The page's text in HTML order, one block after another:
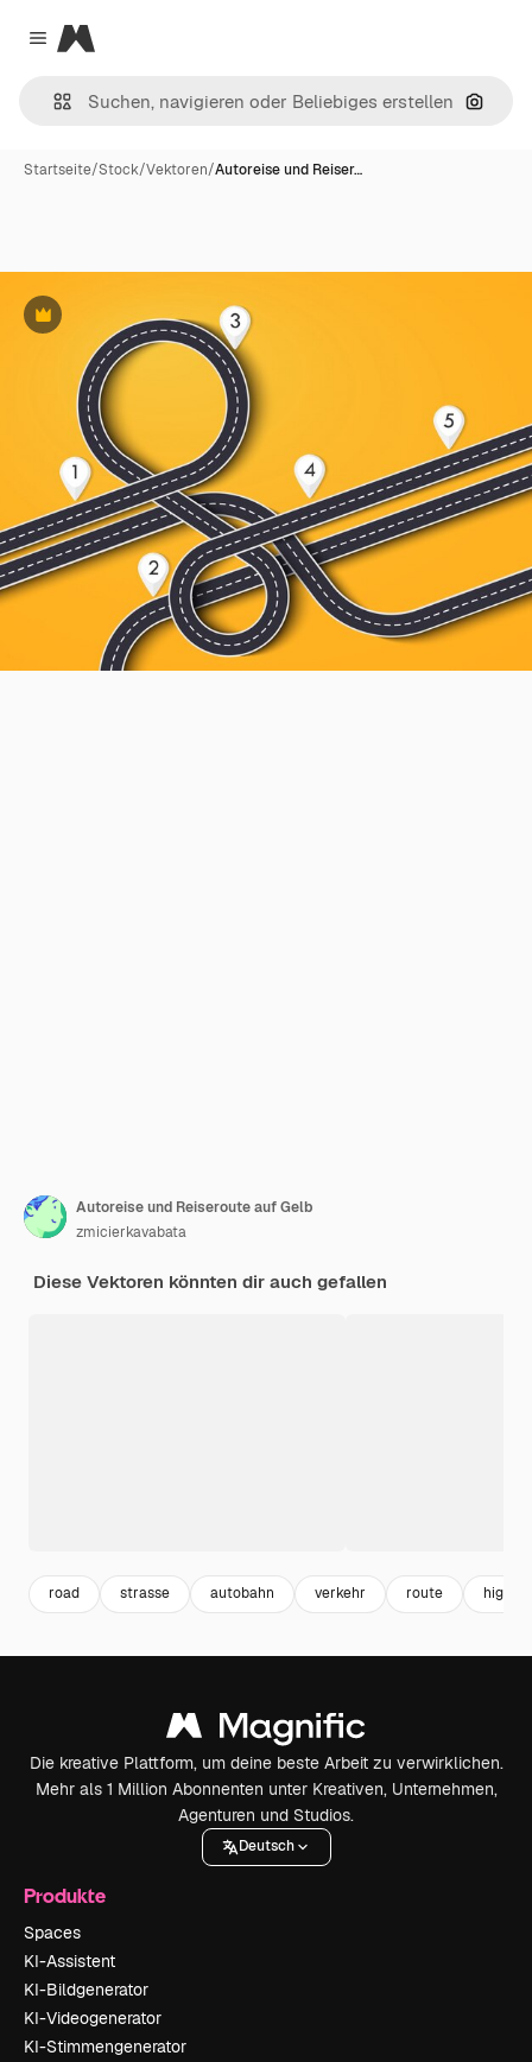
Close menu
Magnific
Nach
Startseite/Stock/Vektoren/Autoreise und Reiser…
Premium
Autoreise und Reiseroute auf Gelb
zmicierkavabata
Diese Vektoren könnten dir auch gefallen
road strasse autobahn verkehr route
Die kreative Plattform, um deine beste Arbeit zu verwirklichen.
Mehr als 1 Million Abonnenten unter Kreativen, Unternehmen,
Agenturen und Studios.
Deutsch
Produkte
Spaces
KI-Assistent
KI-Bildgenerator
KI-Videogenerator
KI-Stimmengenerator